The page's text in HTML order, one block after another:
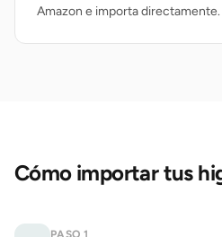
Amazon e importa directamente.
Cómo importar tus
PASO 1